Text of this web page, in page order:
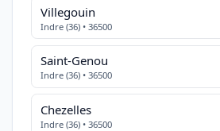
Villegouin
Indre (36) • 36500
Saint-Genou
Indre (36) • 36500
Chezelles
Indre (36) • 36500